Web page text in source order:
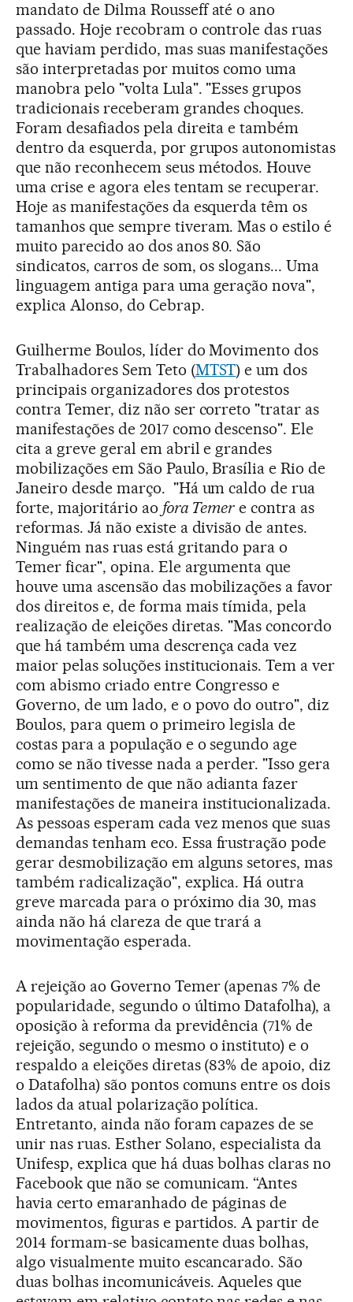
mandato de Dilma Rousseff até o ano
passado. Hoje recobram o controle das ruas
que haviam perdido, mas suas manifestações
são interpretadas por muitos como uma
manobra pelo "volta Lula". "Esses grupos
tradicionais receberam grandes choques.
Foram desafiados pela direita e também
dentro da esquerda, por grupos autonomistas
que não reconhecem seus métodos. Houve
uma crise e agora eles tentam se recuperar.
Hoje as manifestações da esquerda têm os
tamanhos que sempre tiveram. Mas o estilo é
muito parecido ao dos anos 80. São
sindicatos, carros de som, os slogans... Uma
linguagem antiga para uma geração nova",
explica Alonso, do Cebrap.
Guilherme Boulos, líder do Movimento dos
Trabalhadores Sem Teto (MTST) e um dos
principais organizadores dos protestos
contra Temer, diz não ser correto "tratar as
manifestações de 2017 como descenso". Ele
cita a greve geral em abril e grandes
mobilizações em São Paulo, Brasília e Rio de
Janeiro desde março. "Há um caldo de rua
forte, majoritário ao fora Temer e contra as
reformas. Já não existe a divisão de antes.
Ninguém nas ruas está gritando para o
Temer ficar", opina. Ele argumenta que
houve uma ascensão das mobilizações a favor
dos direitos e, de forma mais tímida, pela
realização de eleições diretas. "Mas concordo
que há também uma descrença cada vez
maior pelas soluções institucionais. Tem a ver
com abismo criado entre Congresso e
Governo, de um lado, e o povo do outro", diz
Boulos, para quem o primeiro legisla de
costas para a população e o segundo age
como se não tivesse nada a perder. "Isso gera
um sentimento de que não adianta fazer
manifestações de maneira institucionalizada.
As pessoas esperam cada vez menos que suas
demandas tenham eco. Essa frustração pode
gerar desmobilização em alguns setores, mas
também radicalização", explica. Há outra
greve marcada para o próximo dia 30, mas
ainda não há clareza de que trará a
movimentação esperada.
A rejeição ao Governo Temer (apenas 7% de
popularidade, segundo o último Datafolha), a
oposição à reforma da previdência (71% de
rejeição, segundo o mesmo o instituto) e o
respaldo a eleições diretas (83% de apoio, diz
o Datafolha) são pontos comuns entre os dois
lados da atual polarização política.
Entretanto, ainda não foram capazes de se
unir nas ruas. Esther Solano, especialista da
Unifesp, explica que há duas bolhas claras no
Facebook que não se comunicam. “Antes
havia certo emaranhado de páginas de
movimentos, figuras e partidos. A partir de
2014 formam-se basicamente duas bolhas,
algo visualmente muito escancarado. São
duas bolhas incomunicáveis. Aqueles que